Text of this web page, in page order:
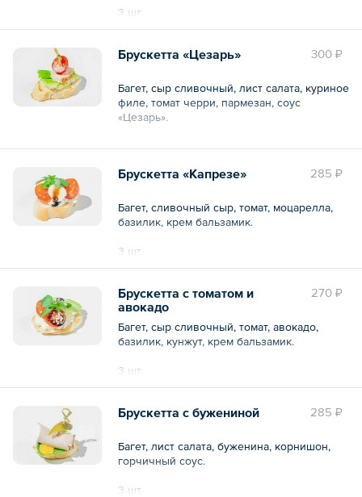
3 шт.
300 ₽
Брускетта «Цезарь»
Багет, сыр сливочный, лист салата, куриное
филе, томат черри, пармезан, соус
«Цезарь».
3 шт.
Общий вес – 90 г 285 ₽
Брускетта «Капрезе»
Багет, сливочный сыр, томат, моцарелла,
базилик, крем бальзамик.
3 шт.
270 ₽
Брускетта с томатом и
авокадо
Багет, сыр сливочный, томат, авокадо,
базилик, кунжут, крем бальзамик.
3 шт.
285 ₽
Брускетта с бужениной
Багет, лист салата, буженина, корнишон,
горчичный соус.
3 шт.